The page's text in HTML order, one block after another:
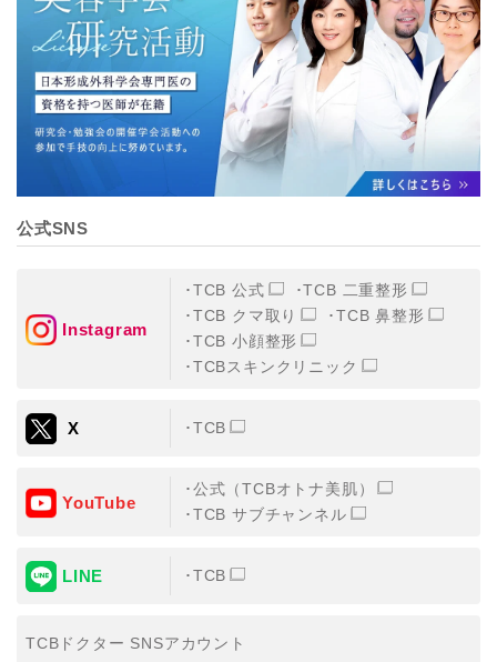
TCBグループは、取り扱う個人情報を、厳正な管理の下
に蓄積・保管し、当該個人情報への不正アクセス・紛
失・破壊・改ざんおよび漏洩等を防止するため、必要か
つ適切な組織的・人的・物理的・技術的防御措置を講じ
ます。
【個人情報の共同利用について】
TCBグループは、【利用目的】達成に必要な範囲で、取
得情報を共同して利用することがあります。
なお、共同利用にあたっては、一般社団法人メディカル
す。
一般社団法人メディカルアライアンス
①共同して利用される情報
②共同して利用する者の範囲
③共同利用する者の利用目的
【外部委託について】
おいて、取得情報の取扱いの全部または一部を外部の業
務委託先に委託することがあります。取得情報の取り扱
公式SNS
Instagram
TCB 公式
TCB 二重整形
TCB クマ取り
TCB 鼻整形
TCB 小顔整形
TCBスキンクリニック
X TCB
YouTube
公式（TCBオトナ美肌）
TCB サブチャンネル
LINE TCB
TCBドクター SNSアカウント